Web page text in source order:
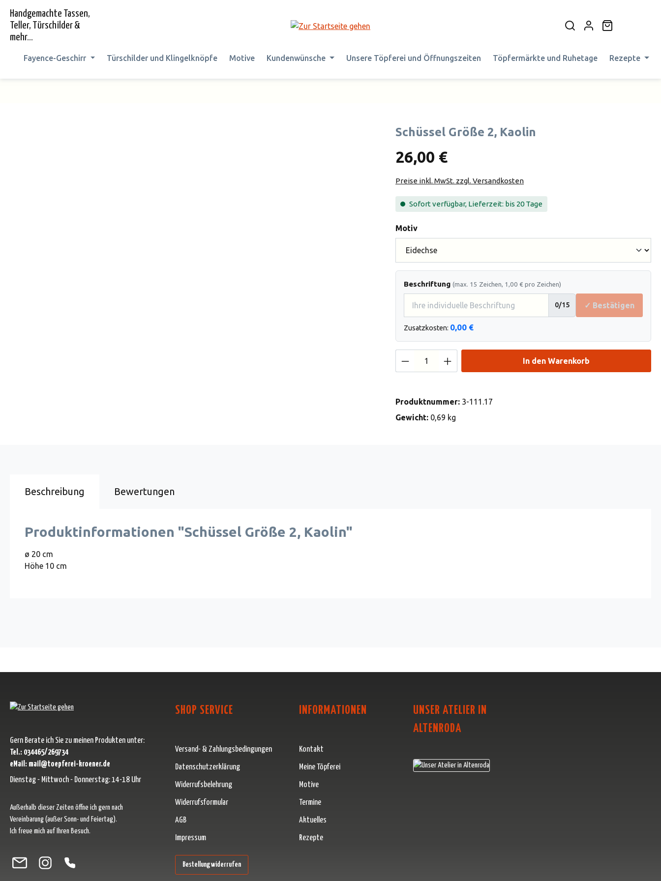
Zur Hauptnavigation springen
Handgemachte Tassen,
Teller, Türschilder &
mehr...
Fayence-Geschirr Türschilder und Klingelknöpfe Motive Kundenwünsche Unsere Töpferei und Öffnungszeiten Töpfermärkte und Ruhetage Rezepte
Schüssel Größe 2, Kaolin
26,00 €
Preise inkl. MwSt. zzgl. Versandkosten
Sofort verfügbar, Lieferzeit: bis 20 Tage
Motivauswählen
Beschriftung (max. 15 Zeichen, 1,00 € pro Zeichen)
0/15 ✓ Bestätigen
Zusatzkosten: 0,00 €
Produkt Anzahl: Gib den gewünschten Wert
In den Warenkorb
Produktnummer: 3-111.17
Gewicht: 0,69 kg
Beschreibung Bewertungen
Produktinformationen "Schüssel Größe 2, Kaolin"
ø 20 cm
Höhe 10 cm
Gern Berate ich Sie zu meinen Produkten unter:
Tel.: 034465/269734
eMail: mail@toepferei-kroener.de
Dienstag - Mittwoch - Donnerstag: 14-18 Uhr
Außerhalb dieser Zeiten öffne ich gern nach
Vereinbarung (außer Sonn- und Feiertag).
Ich freue mich auf Ihren Besuch.
Besuche uns auf Facebook – öffnet in neuem Tab (externer Link)
Schau auf Instagram vorbei – öffnet in neuem Tab (externer Link)
Lass dich auf Pinterest inspirieren – öffnet in neuem Tab (externer Link)
Folge uns auf X – öffnet in neuem Tab (externer Link)
SHOP SERVICE
Versand- & Zahlungsbedingungen
Datenschutzerklärung
Widerrufsbelehrung
Widerrufsformular
AGB
Impressum
Bestellung widerrufen
INFORMATIONEN
Kontakt
Meine Töpferei
Motive
Termine
Aktuelles
Rezepte
UNSER ATELIER IN
ALTENRODA